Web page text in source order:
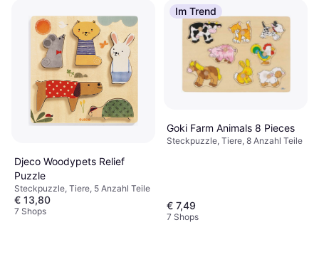
Djeco Woodypets Relief
Puzzle
Steckpuzzle, Tiere, 5 Anzahl Teile
€ 13,80
7 Shops
Im Trend
Goki Farm Animals 8 Pieces
Steckpuzzle, Tiere, 8 Anzahl Teile
€ 7,49
7 Shops